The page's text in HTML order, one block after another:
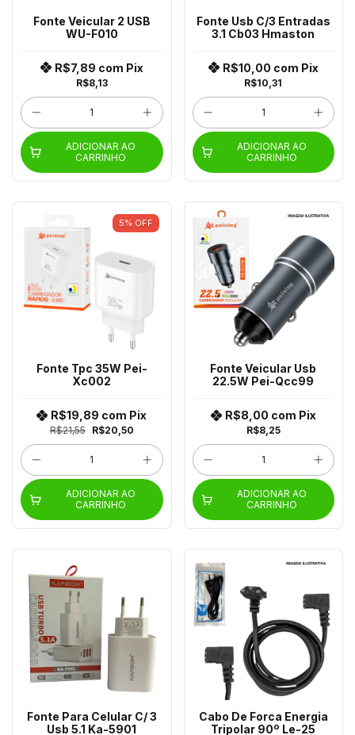
Fonte Veicular 2 USB
WU-F010
R$8,13
R$7,89 com Pix
ADICIONAR AO
CARRINHO
Fonte Usb C/3 Entradas
3.1 Cb03 Hmaston
R$10,31
R$10,00 com Pix
ADICIONAR AO
CARRINHO
5% OFF
Fonte Tpc 35W Pei-
Xc002
R$21,55 R$20,50
R$19,89 com Pix
ADICIONAR AO
CARRINHO
Fonte Veicular Usb
22.5W Pei-Qcc99
R$8,25
R$8,00 com Pix
ADICIONAR AO
CARRINHO
Fonte Para Celular C/ 3
Usb 5.1 Ka-5901
Cabo De Forca Energia
Tripolar 90º Le-25